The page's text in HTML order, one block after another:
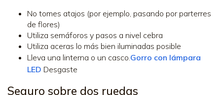
No tomes atajos (por ejemplo, pasando por parterres
de flores)
Utiliza semáforos y pasos a nivel cebra
Utiliza aceras lo más bien iluminadas posible
Lleva una linterna o un casco. Gorro con lámpara
LED Desgaste
Seguro sobre dos ruedas